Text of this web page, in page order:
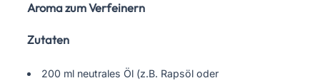
Aroma zum Verfeinern
Zutaten
200 ml neutrales Öl (z.B. Rapsöl oder